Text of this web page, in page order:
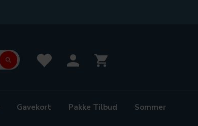
Gavekort Pakke Tilbud Sommer